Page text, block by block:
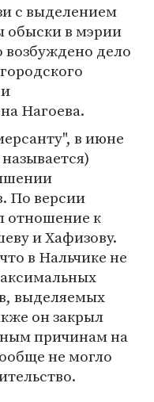
с выделением
обыски в мэрии
возбуждено дело
Нагоева.
в июне
По версии
отношение к
и Хафизову.
в Нальчике не
выделяемых
он закрыл
причинам на
не могло